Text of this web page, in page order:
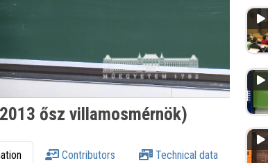
ősz villamosmérnök)
Contributors Technical data